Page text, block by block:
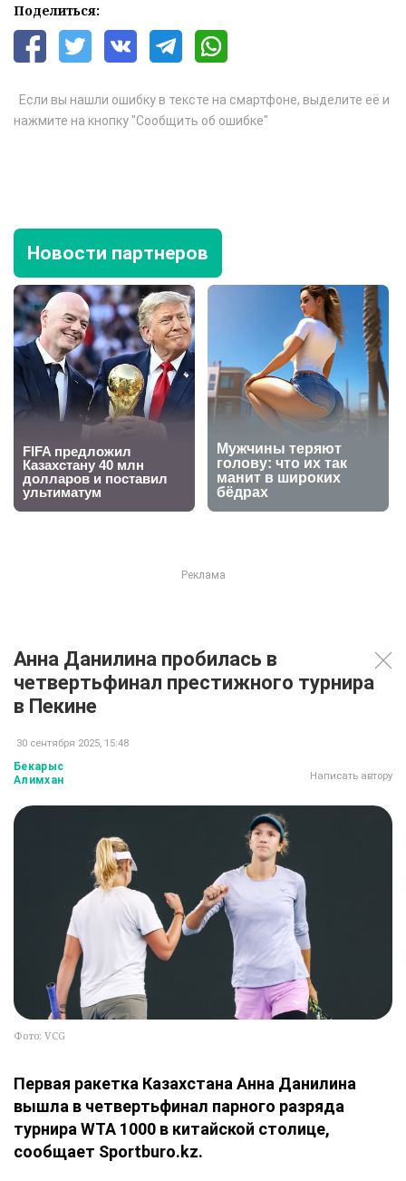
Поделиться:
Если вы нашли ошибку в тексте на смартфоне, выделите её и
нажмите на кнопку "Сообщить об ошибке"
Новости партнеров
Анна Данилина пробилась в
четвертьфинал престижного турнира
в Пекине
30 сентября 2025, 15:48
Бекарыс
Алимхан
Написать автору
Фото: VCG
Первая ракетка Казахстана Анна Данилина
вышла в четвертьфинал парного разряда
турнира WTA 1000 в китайской столице,
сообщает Sportburo.kz.